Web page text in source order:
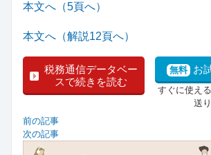
本文へ（5頁へ）
本文へ（解説12頁へ）
税務通信データベー
スで続きを読む
無料 お
すぐに使え
送
前の記事
次の記事